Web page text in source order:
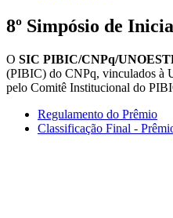
8º Simpósio de
O SIC PIBIC/CNPq/
(PIBIC) do CNPq, vinculados à
pelo Comitê Institucional do
Regulamento do Prêmio
Classificação Final -